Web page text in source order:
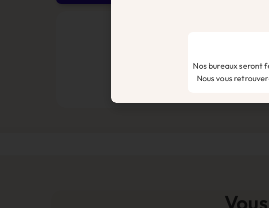
Ne passez pas
Droits, actualités,Nos bureaux seront
Nous vous